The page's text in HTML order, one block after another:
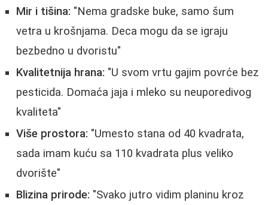
Mir i tišina: "Nema gradske buke, samo šum
vetra u krošnjama. Deca mogu da se igraju
bezbedno u dvoristu"
Kvalitetnija hrana: "U svom vrtu gajim povrće bez
pesticida. Domaća jaja i mleko su neuporedivog
kvaliteta"
Više prostora: "Umesto stana od 40 kvadrata,
sada imam kuću sa 110 kvadrata plus veliko
dvorište"
Blizina prirode: "Svako jutro vidim planinu kroz